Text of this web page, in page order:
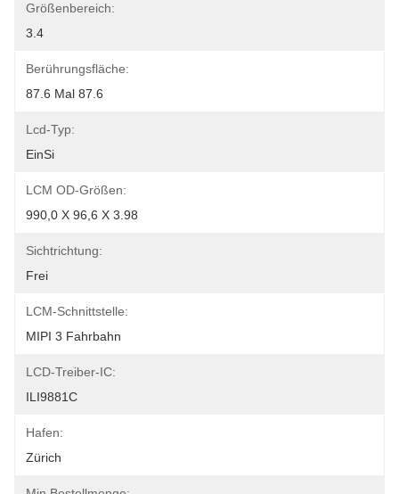
Größenbereich:
3.4
Berührungsfläche:
87.6 Mal 87.6
Lcd-Typ:
EinSi
LCM OD-Größen:
990,0 X 96,6 X 3.98
Sichtrichtung:
Frei
LCM-Schnittstelle:
MIPI 3 Fahrbahn
LCD-Treiber-IC:
ILI9881C
Hafen:
Zürich